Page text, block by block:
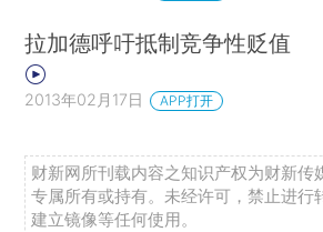
拉加德呼吁抵制竞争性贬值
2013年02月17日 APP打开
财新网所刊载内容之知识产权为财新传
专属所有或持有。未经许可，禁止进行
建立镜像等任何使用。